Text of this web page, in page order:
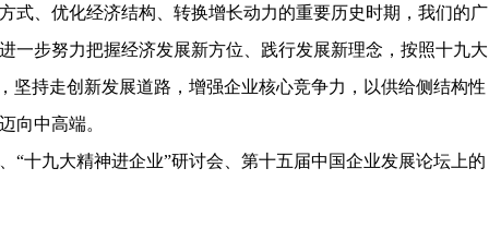
、优化经济结构、转换增长动力的重要历史时期，我们的广
一步努力把握经济发展新方位、践行发展新理念，按照十九大
坚持走创新发展道路，增强企业核心竞争力，以供给侧结构性
向中高端。
九大精神进企业”研讨会、第十五届中国企业发展论坛上的